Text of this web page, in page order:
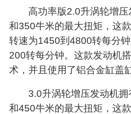
高功率版2.0升涡轮增
和350牛米的最大扭矩，这
转速为1450到4800转每分
200转每分钟。这款发动机
术，并且使用了铝合金缸盖
3.0升涡轮增压发动机
和450牛米的最大扭矩，这